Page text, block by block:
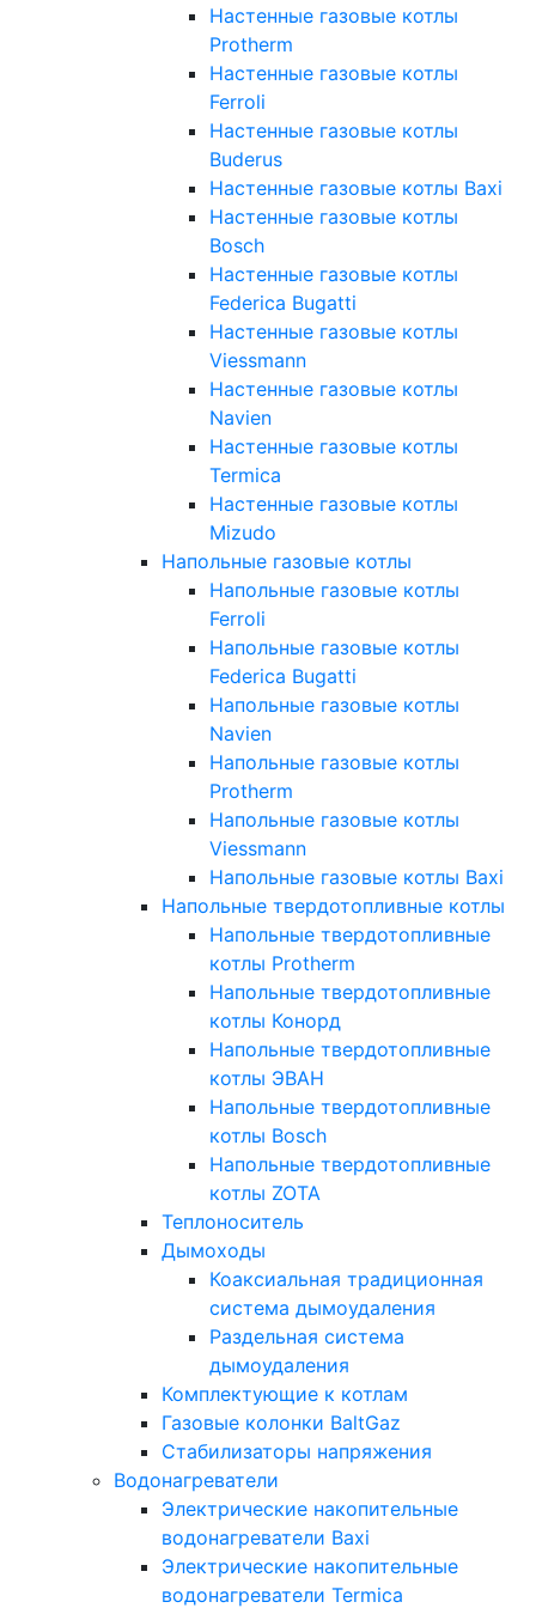
Настенные газовые котлы
Protherm
Настенные газовые котлы
Ferroli
Настенные газовые котлы
Buderus
Настенные газовые котлы Baxi
Настенные газовые котлы
Bosch
Настенные газовые котлы
Federica Bugatti
Настенные газовые котлы
Viessmann
Настенные газовые котлы
Navien
Настенные газовые котлы
Termica
Настенные газовые котлы
Mizudo
Напольные газовые котлы
Напольные газовые котлы
Ferroli
Напольные газовые котлы
Federica Bugatti
Напольные газовые котлы
Navien
Напольные газовые котлы
Protherm
Напольные газовые котлы
Viessmann
Напольные газовые котлы Baxi
Напольные твердотопливные котлы
Напольные твердотопливные
котлы Protherm
Напольные твердотопливные
котлы Конорд
Напольные твердотопливные
котлы ЭВАН
Напольные твердотопливные
котлы Bosch
Напольные твердотопливные
котлы ZOTA
Теплоноситель
Дымоходы
Коаксиальная традиционная
система дымоудаления
Раздельная система
дымоудаления
Комплектующие к котлам
Газовые колонки BaltGaz
Стабилизаторы напряжения
Водонагреватели
Электрические накопительные
водонагреватели Baxi
Электрические накопительные
водонагреватели Termica